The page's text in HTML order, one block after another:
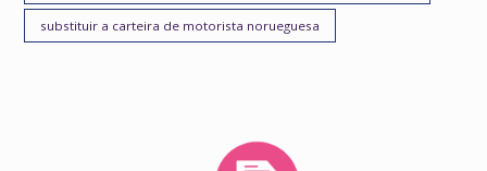
substituir a carteira de motorista norueguesa